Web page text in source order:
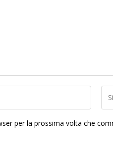
per la prossima volta che